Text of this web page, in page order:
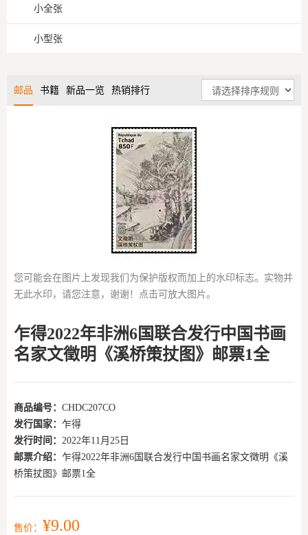
小全张
小型张
邮品 书籍 新品一览 热销排行
您可能会在图片上发现我们为保护版权而加上的水印标志。实物并
无此水印，请您注意，谢谢！点击可放大图片。
乍得2022年非洲6国联合发行中国书画
名家文徵明《溪桥策扙图》邮票1全
商品编号： CHDC207CO
发行国家： 乍得
发行时间： 2022年11月25日
邮票介绍： 乍得2022年非洲6国联合发行中国书画名家文徵明《溪
桥策扙图》邮票1全
售价： ¥9.00